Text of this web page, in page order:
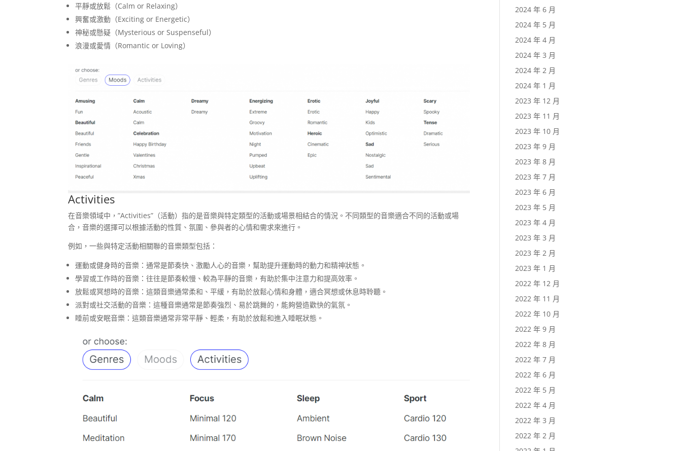
平靜或放鬆（Calm or Relaxing）
興奮或激動（Exciting or Energetic）
神秘或懸疑（Mysterious or Suspenseful）
浪漫或愛情（Romantic or Loving）
Activities
在音樂領域中，”Activities”（活動）指的是音樂與特定類型的活動或場景相結合的情況。不同類型的音樂適合不同的活動或場
合，音樂的選擇可以根據活動的性質、氛圍、參與者的心情和需求來進行。
例如，一些與特定活動相關聯的音樂類型包括：
運動或健身時的音樂：通常是節奏快、激勵人心的音樂，幫助提升運動時的動力和精神狀態。
學習或工作時的音樂：往往是節奏較慢、較為平靜的音樂，有助於集中注意力和提高效率。
放鬆或冥想時的音樂：這類音樂通常柔和、平緩，有助於放鬆心情和身體，適合冥想或休息時聆聽。
派對或社交活動的音樂：這種音樂通常是節奏強烈、易於跳舞的，能夠營造歡快的氣氛。
睡前或安眠音樂：這類音樂通常非常平靜、輕柔，有助於放鬆和進入睡眠狀態。
2024 年 6 月
2024 年 5 月
2024 年 4 月
2024 年 3 月
2024 年 2 月
2024 年 1 月
2023 年 12 月
2023 年 11 月
2023 年 10 月
2023 年 9 月
2023 年 8 月
2023 年 7 月
2023 年 6 月
2023 年 5 月
2023 年 4 月
2023 年 3 月
2023 年 2 月
2023 年 1 月
2022 年 12 月
2022 年 11 月
2022 年 10 月
2022 年 9 月
2022 年 8 月
2022 年 7 月
2022 年 6 月
2022 年 5 月
2022 年 4 月
2022 年 3 月
2022 年 2 月